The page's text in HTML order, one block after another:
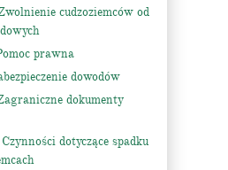
cudzoziemców od
prawna
dowodów
dokumenty
dotyczące spadku